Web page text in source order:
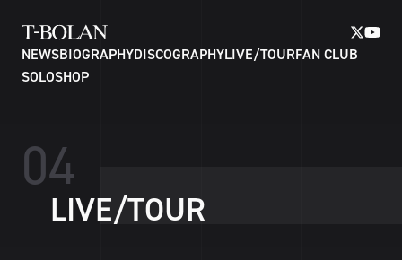
NEWSBIOGRAPHYDISCOGRAPHYLIVE/TOURFAN CLUB
SOLOSHOP
04
LIVE/TOUR